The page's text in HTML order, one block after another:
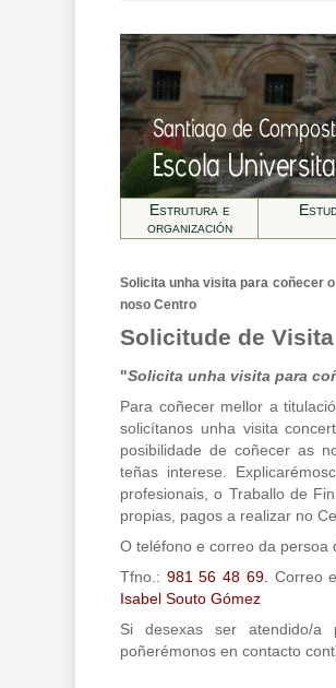
Estrutura e
organización
Solicita unha visita para coñecer
noso Centro
Solicitude de Visita
"Solicita unha visita para
Para coñecer mellor a
solicítanos unha visita
posibilidade de coñecer as
teñas interese.
profesionais, o Traballo de
propias, pagos a realizar no
O teléfono e correo da persoa
Tfno.: 981 56 48 69. Correo
Isabel Souto Gómez
Si desexas ser atendido/
poñerémonos en contacto